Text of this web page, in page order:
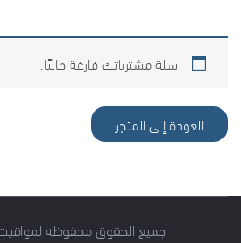
سلة مشترياتك فارغة حاليًا.
العودة إلى المتجر
جميع الحقوق محفوظه لمواقيت